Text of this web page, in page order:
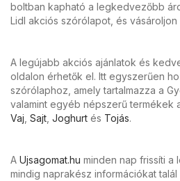
boltban kapható a legkedvezőbb
Lidl akciós szórólapot, és
A legújabb akciós ajánlatok és
oldalon érhetők el. Itt egyszerűen
szórólaphoz, amely tartalmazza a
valamint egyéb népszerű termékek
Vaj Sajt Joghurt és Tojás.
A Ujsagomat.hu minden nap frissíti a
mindig naprakész információkat